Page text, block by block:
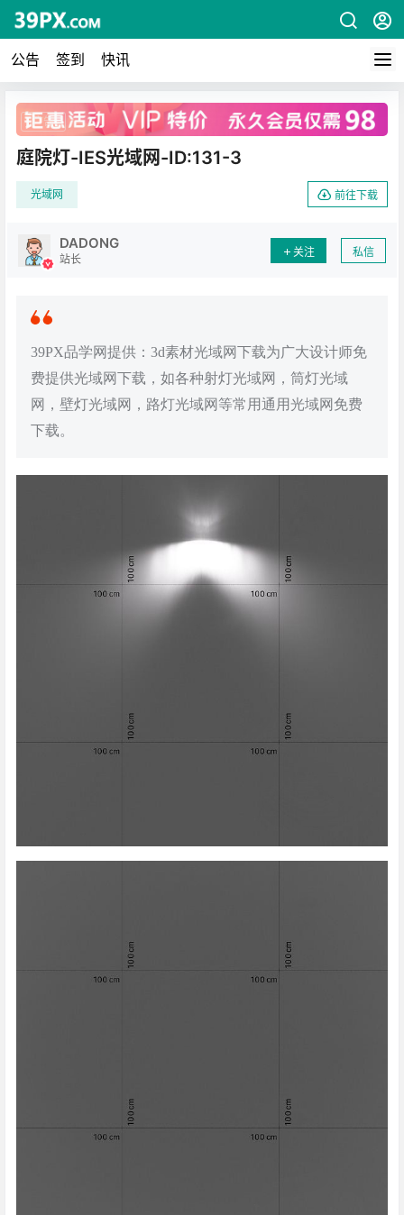
公告 签到 快讯
广告
庭院灯-IES光域网-ID:131-3
光域网 前往下载
DADONG
站长
关注 私信
39PX品学网提供：3d素材光域网下载为广大设计师免
费提供光域网下载，如各种射灯光域网，筒灯光域
网，壁灯光域网，路灯光域网等常用通用光域网免费
下载。